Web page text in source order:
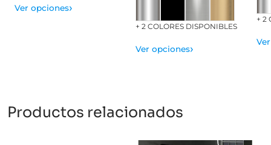
Ver opciones›
+ 2 COLORES DISPONIBLES
Ver opciones›
+ 2
Productos relacionados